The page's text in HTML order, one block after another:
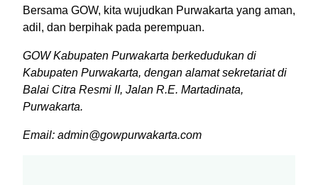
Bersama GOW, kita wujudkan Purwakarta yang aman,
adil, dan berpihak pada perempuan.
GOW Kabupaten Purwakarta berkedudukan di
Kabupaten Purwakarta, dengan alamat sekretariat di
Balai Citra Resmi II, Jalan R.E. Martadinata,
Purwakarta.
Email: admin@gowpurwakarta.com